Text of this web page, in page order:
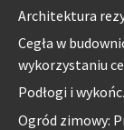
Architektura
Cegła w
wykorzystaniu
Podłogi i
Ogród zimowy: